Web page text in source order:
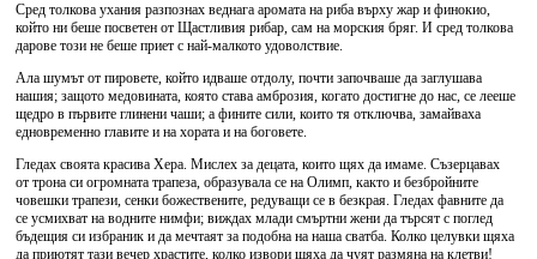
Сред толкова ухания разпознах веднага аромата на риба върху жар и финокио,
който ни беше посветен от Щастливия рибар, сам на морския бряг. И сред толкова
дарове този не беше приет с най-малкото удоволствие.
Ала шумът от пировете, който идваше отдолу, почти започваше да заглушава
нашия; защото медовината, която става амброзия, когато достигне до нас, се лееше
щедро в първите глинени чаши; а фините сили, които тя отключва, замайваха
едновременно главите и на хората и на боговете.
Гледах своята красива Хера. Мислех за децата, които щях да имаме. Съзерцавах
от трона си огромната трапеза, образувала се на Олимп, както и безбройните
човешки трапези, сенки божествените, редуващи се в безкрая. Гледах фавните да
се усмихват на водните нимфи; виждах млади смъртни жени да търсят с поглед
бъдещия си избраник и да мечтаят за подобна на наша сватба. Колко целувки щяха
да приютят тази вечер храстите, колко извори щяха да чуят размяна на клетви!